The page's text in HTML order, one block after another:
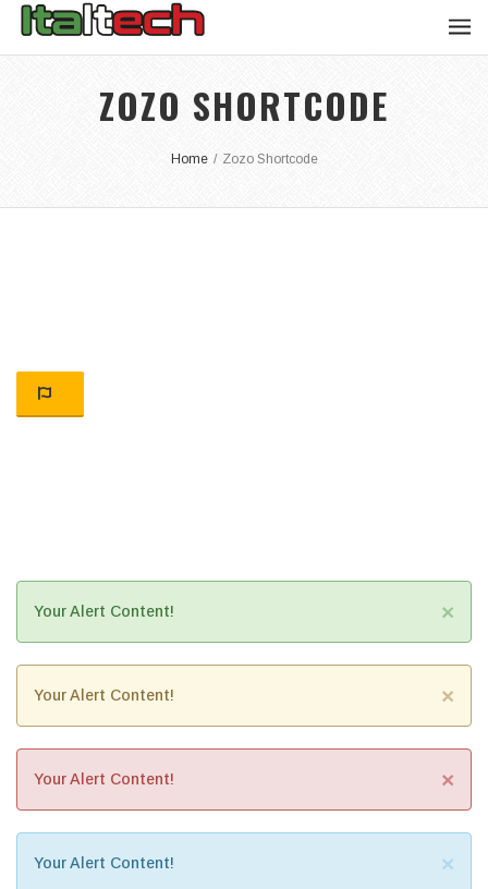
ZOZO SHORTCODE
Home / Zozo Shortcode
×
Your Alert Content!
×
Your Alert Content!
×
Your Alert Content!
×
Your Alert Content!